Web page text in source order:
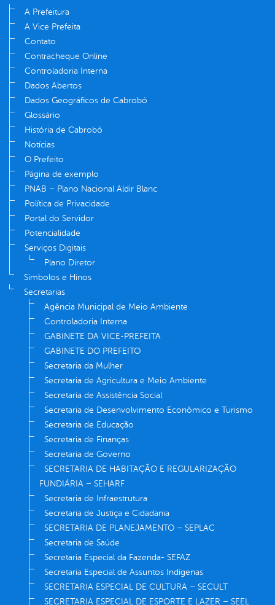
A Prefeitura
A Vice Prefeita
Contato
Contracheque Online
Controladoria Interna
Dados Abertos
Dados Geográficos de Cabrobó
Glossário
História de Cabrobó
Notícias
O Prefeito
Página de exemplo
PNAB – Plano Nacional Aldir Blanc
Política de Privacidade
Portal do Servidor
Potencialidade
Serviços Digitais
Plano Diretor
Símbolos e Hinos
Secretarias
Agência Municipal de Meio Ambiente
Controladoria Interna
GABINETE DA VICE-PREFEITA
GABINETE DO PREFEITO
Secretaria da Mulher
Secretaria de Agricultura e Meio Ambiente
Secretaria de Assistência Social
Secretaria de Desenvolvimento Econômico e Turismo
Secretaria de Educação
Secretaria de Finanças
Secretaria de Governo
SECRETARIA DE HABITAÇÃO E REGULARIZAÇÃO
FUNDIÁRIA – SEHARF
Secretaria de Infraestrutura
Secretaria de Justiça e Cidadania
SECRETARIA DE PLANEJAMENTO – SEPLAC
Secretaria de Saúde
Secretaria Especial da Fazenda- SEFAZ
Secretaria Especial de Assuntos Indígenas
SECRETARIA ESPECIAL DE CULTURA – SECULT
SECRETARIA ESPECIAL DE ESPORTE E LAZER – SEEL